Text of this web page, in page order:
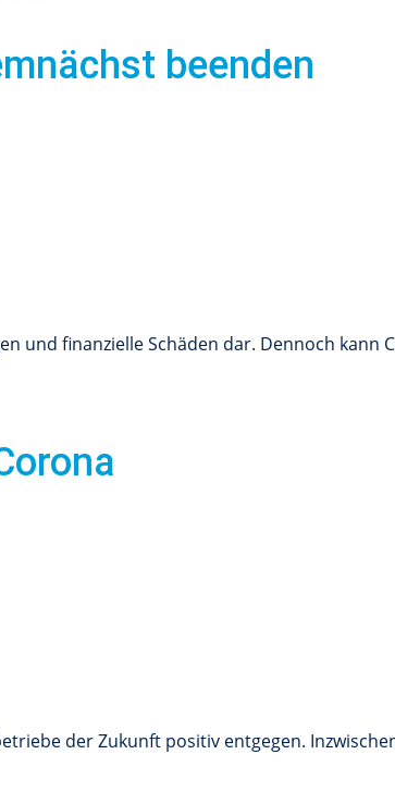
beenden
und finanzielle Schäden dar. Dennoch kann
der Zukunft positiv entgegen.